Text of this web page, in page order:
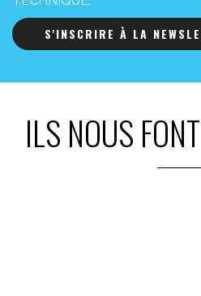
S'INSCRIRE À LA
ILS NOUS